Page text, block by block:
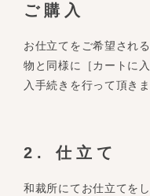
ご購入
お仕立てをご希望され
物と同様に［カートに
入手続きを行って頂きま
2. 仕立て
和裁所にてお仕立てを